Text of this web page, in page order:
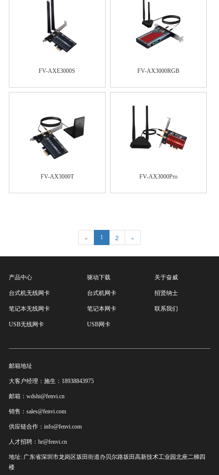
FV-AXE3000S FV-AX3000RGB
FV-AX3000T FV-AX3000Pro
« 1 2 »
产品中心
台式机无线网卡
笔记本无线网卡
USB无线网卡
驱动下载
台式机网卡
笔记本网卡
USB网卡
关于奋威
招贤纳士
联系我们
邮箱地址
大客户经理：施生：18938843975
邮箱：wdshi@fenvi.cn
销售：sales@fenvi.com
供应链合作：info@fenvi.com
人才招聘：hr@fenvi.cn
地址: 广东省深圳市龙岗区坂田街道办贝尔路坂田高新技术工业园北座二梯四
楼